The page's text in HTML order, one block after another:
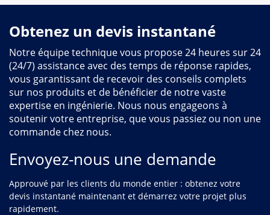
Obtenez un devis instantané
Notre équipe technique vous propose 24 heures sur 24
(24/7) assistance avec des temps de réponse rapides,
vous garantissant de recevoir des conseils complets
sur nos produits et de bénéficier de notre vaste
expertise en ingénierie. Nous nous engageons à
soutenir votre entreprise, que vous passiez ou non une
commande chez nous.
Envoyez-nous une demande
Approuvé par les clients du monde entier : obtenez votre
devis instantané maintenant et démarrez votre projet plus
rapidement.